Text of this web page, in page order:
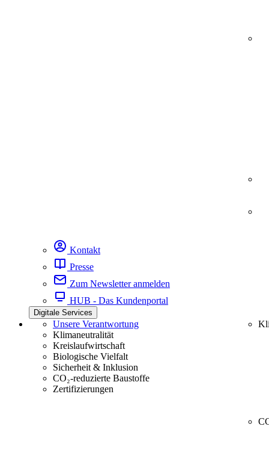
Kontakt
Presse
Zum Newsletter anmelden
HUB - Das Kundenportal
Digitale Services
Unsere Verantwortung
Klimaneutralität
Kreislaufwirtschaft
Biologische Vielfalt
Sicherheit & Inklusion
CO₂-reduzierte Baustoffe
Zertifizierungen